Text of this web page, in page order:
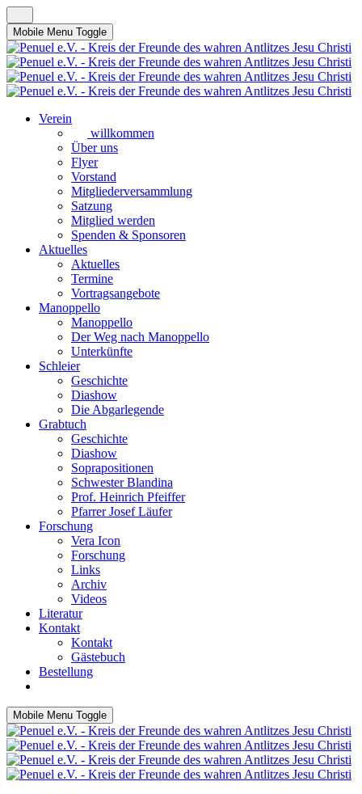
Mobile Menu Toggle
Verein
willkommen
Über uns
Flyer
Vorstand
Mitgliederversammlung
Satzung
Mitglied werden
Spenden & Sponsoren
Aktuelles
Aktuelles
Termine
Vortragsangebote
Manoppello
Manoppello
Der Weg nach Manoppello
Unterkünfte
Schleier
Geschichte
Diashow
Die Abgarlegende
Grabtuch
Geschichte
Diashow
Soprapositionen
Schwester Blandina
Prof. Heinrich Pfeiffer
Pfarrer Josef Läufer
Forschung
Vera Icon
Forschung
Links
Archiv
Videos
Literatur
Kontakt
Kontakt
Gästebuch
Bestellung
Mobile Menu Toggle